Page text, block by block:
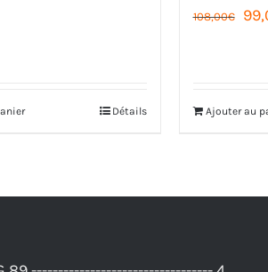
Détails
108,00€
Le
Ajouter au
89 ---------------------------------- 4